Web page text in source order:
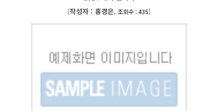
[작성자 : 홍경은, 조회수 : 435]